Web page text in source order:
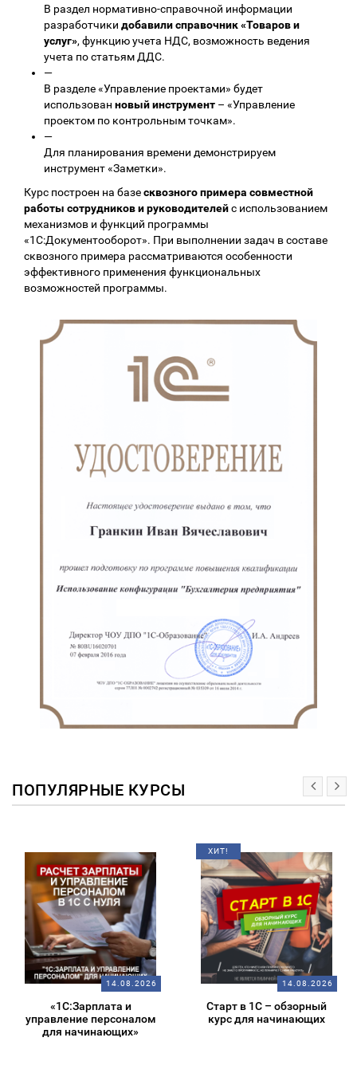
В раздел нормативно-справочной информации
разработчики добавили справочник «Товаров и
услуг», функцию учета НДС, возможность ведения
учета по статьям ДДС.
—
В разделе «Управление проектами» будет
использован новый инструмент – «Управление
проектом по контрольным точкам».
—
Для планирования времени демонстрируем
инструмент «Заметки».
Курс построен на базесквозного примера совместной
работы сотрудников и руководителейс использованием
механизмов и функций программы
«1С:Документооборот». При выполнении задач в составе
сквозного примера рассматриваются особенности
эффективного применения функциональных
возможностей программы.
ПОПУЛЯРНЫЕ КУРСЫ
14.08.2026
«1С:Зарплата и
управление персоналом
для начинающих»
ХИТ!
14.08.2026
Старт в 1С – обзорный
курс для начинающих